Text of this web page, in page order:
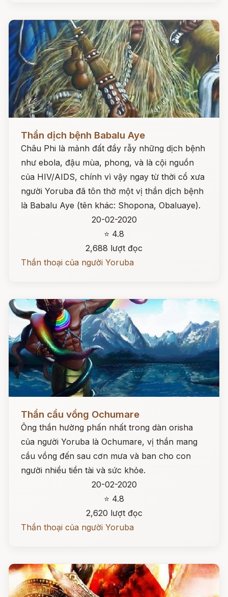
Đọc ngay
Thần dịch bệnh Babalu Aye
Châu Phi là mảnh đất đầy rẫy những dịch bệnh
như ebola, đậu mùa, phong, và là cội nguồn
của HIV/AIDS, chính vì vậy ngay từ thời cổ xưa
người Yoruba đã tôn thờ một vị thần dịch bệnh
là Babalu Aye (tên khác: Shopona, Obaluaye).
20-02-2020
⭐ 4.8
2,688 lượt đọc
Thần thoại của người Yoruba
Đọc ngay
Thần cầu vồng Ochumare
Ông thần hường phấn nhất trong dàn orisha
của người Yoruba là Ochumare, vị thần mang
cầu vồng đến sau cơn mưa và ban cho con
người nhiều tiền tài và sức khỏe.
20-02-2020
⭐ 4.8
2,620 lượt đọc
Thần thoại của người Yoruba